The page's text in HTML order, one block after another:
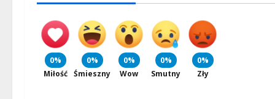
0%
Miłość
0%
Śmieszny
0%
Wow
0%
Smutny
0%
Zły